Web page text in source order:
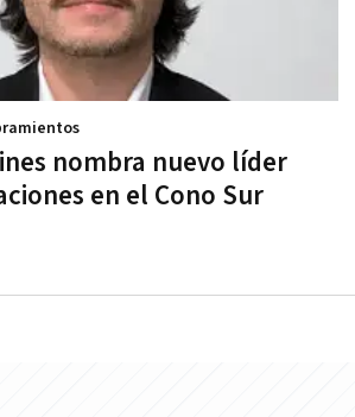
nombra nuevo líder
en el Cono Sur